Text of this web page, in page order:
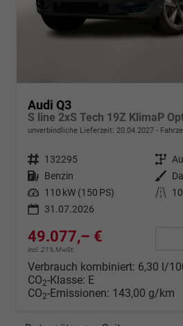
Audi Q3
S line 2xS Tech 19Z KlimaP
unverbindliche Lieferzeit: 20.04.2027
Fahrzeugnr. 132295 Getriebe
Kraftstoff Benzin Außenfarbe
Leistung 110 kW (150 PS) Kilometerstand
31.07.2026
49.077,– €
incl. 21% MwSt.
Verbrauch kombiniert: 6,30 l/
CO2-Klasse: E
CO2-Emissionen: 143,00 g/km